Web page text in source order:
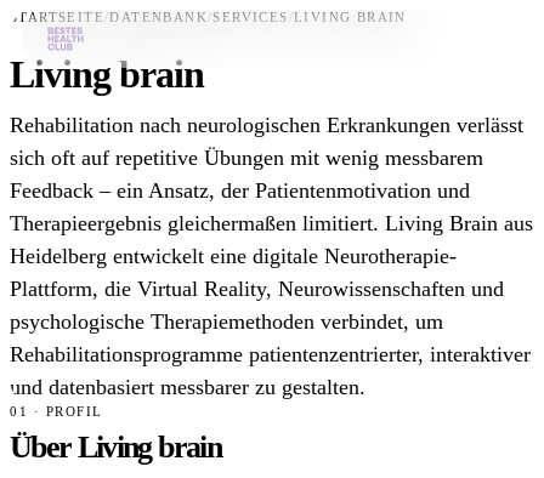
Datenbank
News
Über uns
Für Unternehmen
Jetzt downloaden
STARTSEITE /DATENBANK /SERVICES /LIVING BRAIN
Living brain
Rehabilitation nach neurologischen Erkrankungen verlässt
sich oft auf repetitive Übungen mit wenig messbarem
Feedback – ein Ansatz, der Patientenmotivation und
Therapieergebnis gleichermaßen limitiert. Living Brain aus
Heidelberg entwickelt eine digitale Neurotherapie-
Plattform, die Virtual Reality, Neurowissenschaften und
psychologische Therapiemethoden verbindet, um
Rehabilitationsprogramme patientenzentrierter, interaktiver
und datenbasiert messbarer zu gestalten.
01 · PROFIL
Über Living brain